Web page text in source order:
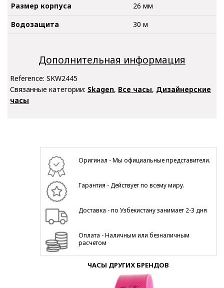
Размер корпуса
26 мм
Водозащита
30 м
Дополнительная информация
Reference: SKW2445
Связанные категории: Skagen, Все часы, Дизайнерские
часы
Оригинал - Мы официальные представители.
Гарантия - Действует по всему миру.
Доставка - по Узбекистану занимает 2-3 дня
Оплата - Наличным или безналичным
расчетом
ЧАСЫ ДРУГИХ БРЕНДОВ